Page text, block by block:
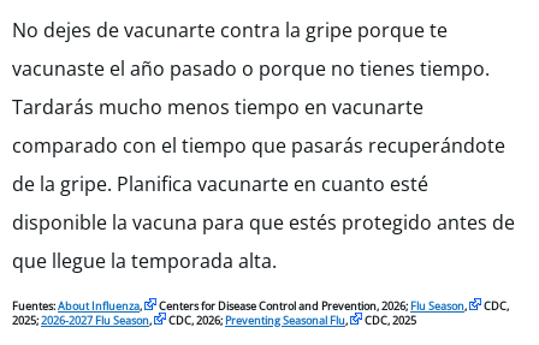
No dejes de vacunarte contra la gripe porque te
vacunaste el año pasado o porque no tienes tiempo.
Tardarás mucho menos tiempo en vacunarte
comparado con el tiempo que pasarás recuperándote
de la gripe. Planifica vacunarte en cuanto esté
disponible la vacuna para que estés protegido antes de
que llegue la temporada alta.
Fuentes:About Influenza, Centers for Disease Control and Prevention, 2026; Flu Season,
CDC,
2025;2026-2027 Flu Season, CDC, 2026; Preventing Seasonal Flu, CDC, 2025